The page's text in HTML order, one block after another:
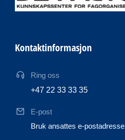
Kontaktinformasjon
Ring oss
+47 22 33 33 35
E-post
Bruk ansattes e-postadresse